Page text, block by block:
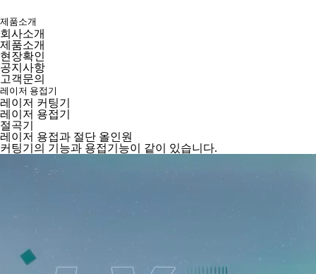
제품소개
회사소개
제품소개
현장확인
공지사항
고객문의
레이저 용접기
레이저 커팅기
레이저 용접기
절곡기
레이저 용접과 절단 올인원
커팅기의 기능과 용접기능이 같이 있습니다.